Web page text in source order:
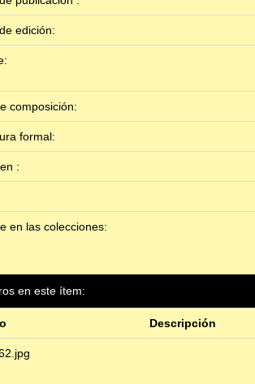
edición:
composición:
formal:
:
en las colecciones:
en este ítem:
Descripción